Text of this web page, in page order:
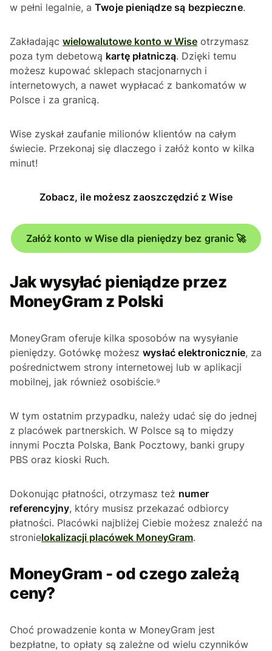
w pełni legalnie, a Twoje pieniądze są bezpieczne.
Zakładając wielowalutowe konto w Wise otrzymasz
poza tym debetową kartę płatniczą. Dzięki temu
możesz kupować sklepach stacjonarnych i
internetowych, a nawet wypłacać z bankomatów w
Polsce i za granicą.
Wise zyskał zaufanie milionów klientów na całym
świecie. Przekonaj się dlaczego i załóż konto w kilka
minut!
Zobacz, ile możesz zaoszczędzić z Wise
Załóż konto w Wise dla pieniędzy bez granic 🚀
Jak wysyłać pieniądze przez
MoneyGram z Polski
MoneyGram oferuje kilka sposobów na wysyłanie
pieniędzy. Gotówkę możesz wysłać elektronicznie, za
pośrednictwem strony internetowej lub w aplikacji
mobilnej, jak również osobiście.⁹
W tym ostatnim przypadku, należy udać się do jednej
z placówek partnerskich. W Polsce są to między
innymi Poczta Polska, Bank Pocztowy, banki grupy
PBS oraz kioski Ruch.
Dokonując płatności, otrzymasz też numer
referencyjny, który musisz przekazać odbiorcy
płatności. Placówki najbliżej Ciebie możesz znaleźć na
stronielokalizacji placówek MoneyGram.
MoneyGram - od czego zależą
ceny?
Choć prowadzenie konta w MoneyGram jest
bezpłatne, to opłaty są zależne od wielu czynników